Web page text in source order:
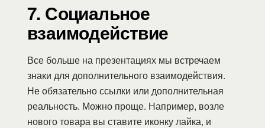
7. Социальное
взаимодействие
Все больше на презентациях мы встречаем
знаки для дополнительного взаимодействия.
Не обязательно ссылки или дополнительная
реальность. Можно проще. Например, возле
нового товара вы ставите иконку лайка, и